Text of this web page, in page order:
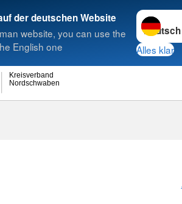
der deutschen Website
website, you can use the
English one
Sprache
Alles klar
Nordschwaben
Kreisverband
Suche